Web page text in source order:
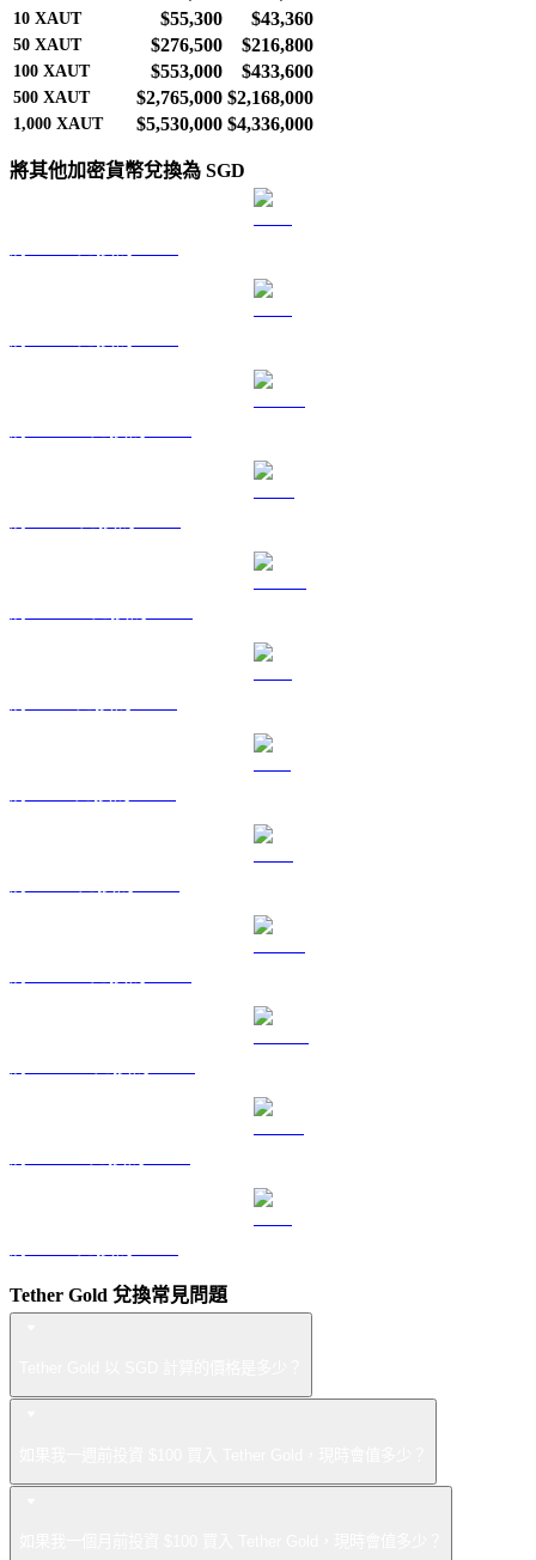
10 XAUT $55,300 $43,360
50 XAUT $276,500 $216,800
100 XAUT $553,000 $433,600
500 XAUT $2,765,000 $2,168,000
1,000 XAUT $5,530,000 $4,336,000
將其他加密貨幣兌換為 SGD
Tether Gold 兌換常見問題